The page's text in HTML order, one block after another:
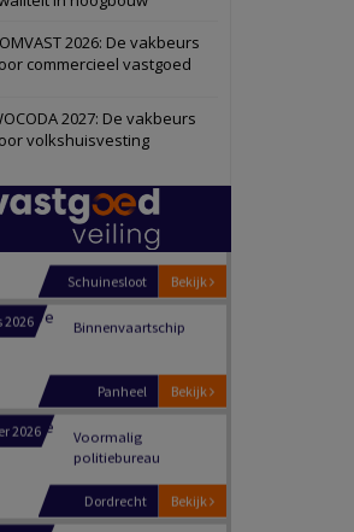
2026: De vakbeurs
commercieel vastgoed
2027: De vakbeurs
volkshuisvesting
Schiedam
2026 Attractiepark
Bekijk
Oranje
2026
bedrijventerrein
Schuinesloot
Binnenvaartschip
Voormalig
politiebureau
Dordrecht
Voormalig
politiebureau